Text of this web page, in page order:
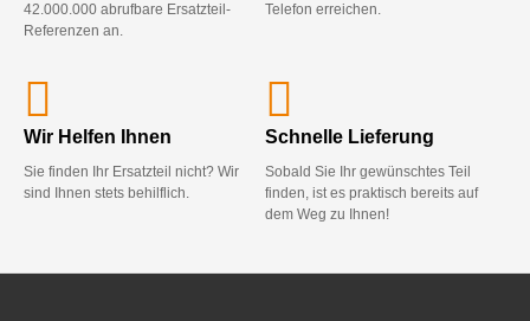
42.000.000 abrufbare Ersatzteil-
Referenzen an.
Telefon erreichen.
Wir Helfen Ihnen
Sie finden Ihr Ersatzteil nicht? Wir
sind Ihnen stets behilflich.
Schnelle Lieferung
Sobald Sie Ihr gewünschtes Teil
finden, ist es praktisch bereits auf
dem Weg zu Ihnen!